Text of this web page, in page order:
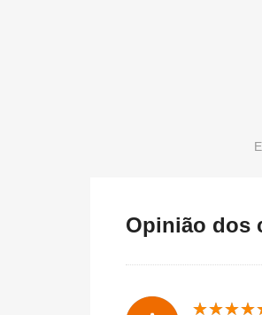
Opinião dos
★★★★
★★★★